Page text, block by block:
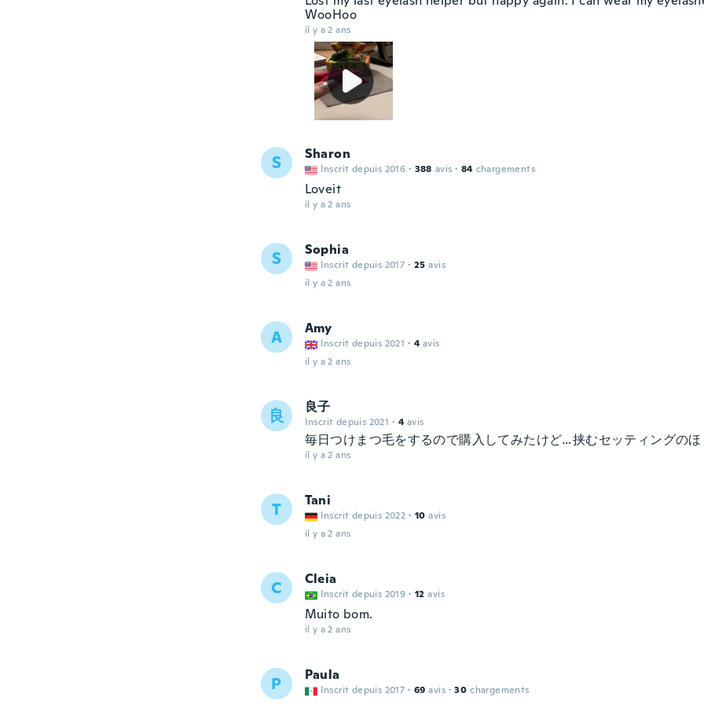
WooHoo
il y a 2 ans
S Sharon
Inscrit depuis 2016 · 388 avis · 84 chargements
Loveit
il y a 2 ans
S Sophia
Inscrit depuis 2017 · 25 avis
il y a 2 ans
A Amy
Inscrit depuis 2021 · 4 avis
il y a 2 ans
良 良子
Inscrit depuis 2021 · 4 avis
毎日つけまつ毛をするので購入してみたけど…挟むセッティングのほ
il y a 2 ans
T Tani
Inscrit depuis 2022 · 10 avis
il y a 2 ans
C Cleia
Inscrit depuis 2019 · 12 avis
Muito bom.
il y a 2 ans
P Paula
Inscrit depuis 2017 · 69 avis · 30 chargements